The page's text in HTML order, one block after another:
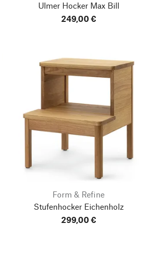
Ulmer Hocker Max Bill
249,00 €
Form & Refine
Stufenhocker Eichenholz
299,00 €